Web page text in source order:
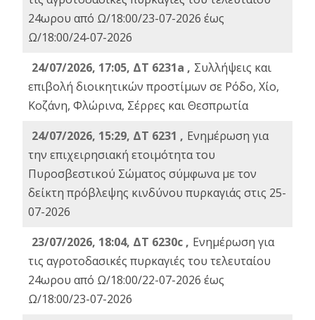
24ωρου από Ω/18:00/23-07-2026 έως
Ω/18:00/24-07-2026
24/07/2026, 17:05, ΔΤ 6231a , Συλλήψεις και
επιβολή διοικητικών προστίμων σε Ρόδο, Χίο,
Κοζάνη, Φλώρινα, Σέρρες και Θεσπρωτία
24/07/2026, 15:29, ΔΤ 6231 , Ενημέρωση για
την επιχειρησιακή ετοιμότητα του
Πυροσβεστικού Σώματος σύμφωνα με τον
δείκτη πρόβλεψης κινδύνου πυρκαγιάς στις 25-
07-2026
23/07/2026, 18:04, ΔΤ 6230c , Ενημέρωση για
τις αγροτοδασικές πυρκαγιές του τελευταίου
24ωρου από Ω/18:00/22-07-2026 έως
Ω/18:00/23-07-2026